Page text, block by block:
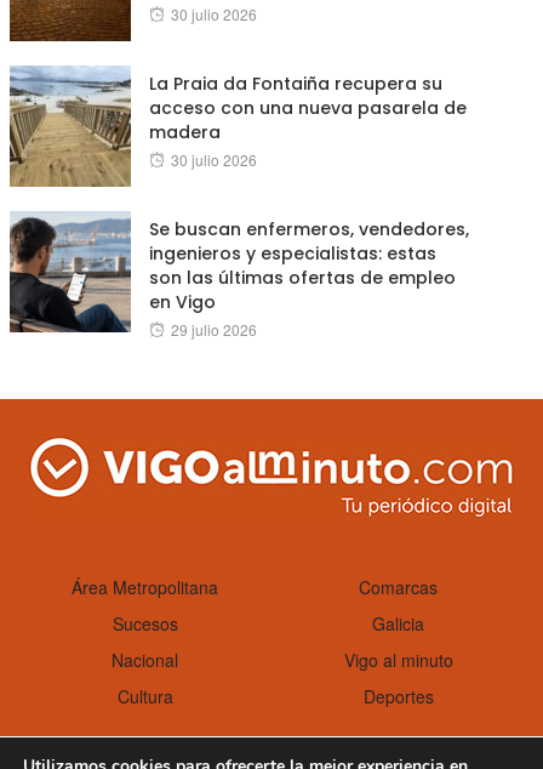
Posted
30 julio 2026
La Praia da Fontaiña recupera su
acceso con una nueva pasarela de
madera
Posted
30 julio 2026
Se buscan enfermeros, vendedores,
ingenieros y especialistas: estas
son las últimas ofertas de empleo
en Vigo
Posted
29 julio 2026
Área Metropolitana
Comarcas
Sucesos
Galicia
Nacional
Vigo al minuto
Cultura
Deportes